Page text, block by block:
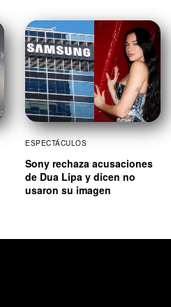
ESPECTÁCULOS
Sony rechaza acusaciones
de Dua Lipa y dicen no
usaron su imagen